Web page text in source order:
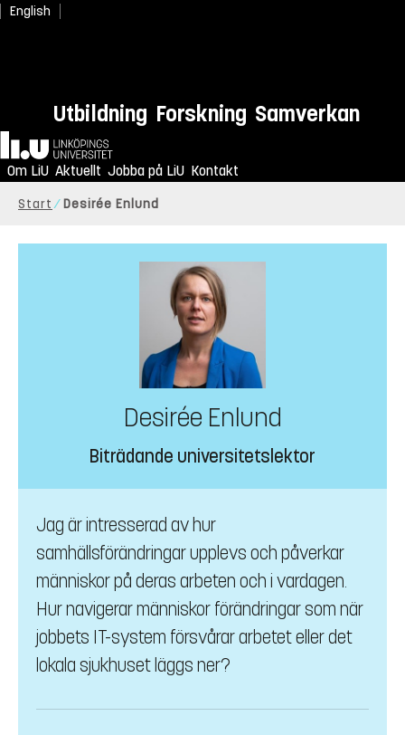
English
Utbildning Forskning Samverkan
Hem
Om LiU Aktuellt Jobba på LiU Kontakt
Start Desirée Enlund
Desirée Enlund
Biträdande universitetslektor
Jag är intresserad av hur
samhällsförändringar upplevs och påverkar
människor på deras arbeten och i vardagen.
Hur navigerar människor förändringar som när
jobbets IT-system försvårar arbetet eller det
lokala sjukhuset läggs ner?